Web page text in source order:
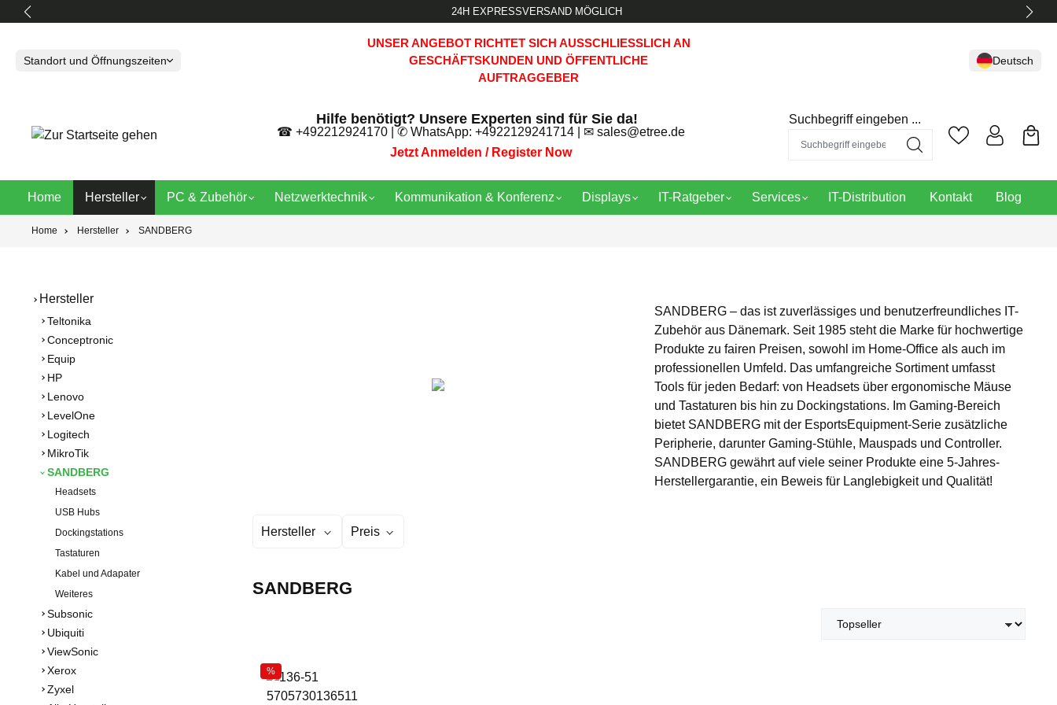
24H EXPRESSVERSAND MÖGLICH
Standort und Öffnungszeiten
UNSER ANGEBOT RICHTET SICH AUSSCHLIESSLICH AN G
ESCHÄFTSKUNDEN UND ÖFFENTLICHE A
UFTRAGGEBER
Deutsch
Hilfe benötigt? Unsere Experten sind für Sie da!
☎ +492212924170| ✆ WhatsApp: +4922129241714| ✉ sales@etree.de
Jetzt Anmelden / Register Now
Suchbegriff eingeben ...
Home Hersteller PC & Zubehör Netzwerktechnik Kommunikation & Konferenz Displays IT-Ratgeber Services IT-Distribution Kontakt Blog
Home Hersteller SANDBERG
Hersteller
Teltonika
Conceptronic
Equip
HP
Lenovo
LevelOne
Logitech
MikroTik
SANDBERG
Headsets
USB Hubs
Dockingstations
Tastaturen
Kabel und Adapater
Weiteres
Subsonic
Ubiquiti
ViewSonic
Xerox
Zyxel
SANDBERG – das ist zuverlässiges und benutzerfreundliches IT-
Zubehör aus Dänemark. Seit 1985 steht die Marke für hochwertige
Produkte zu fairen Preisen, sowohl im Home-Office als auch im
professionellen Umfeld. Das umfangreiche Sortiment umfasst
Tools für jeden Bedarf: von Headsets über ergonomische Mäuse
und Tastaturen bis hin zu Dockingstations. Im Gaming-Bereich
bietet SANDBERG mit der EsportsEquipment-Serie zusätzliche
Peripherie, darunter Gaming-Stühle, Mauspads und Controller.
SANDBERG gewährt auf viele seiner Produkte eine 5-Jahres-
Herstellergarantie, ein Beweis für Langlebigkeit und Qualität!
Hersteller Preis
SANDBERG
%